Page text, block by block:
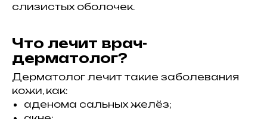
Tel-Aviv, Israel
medicalcenter.com
740-101
524-589-737
слизистых оболочек.
Что лечит врач-
дерматолог?
Дерматолог лечит такие заболевания
кожи, как:
аденома сальных желёз;